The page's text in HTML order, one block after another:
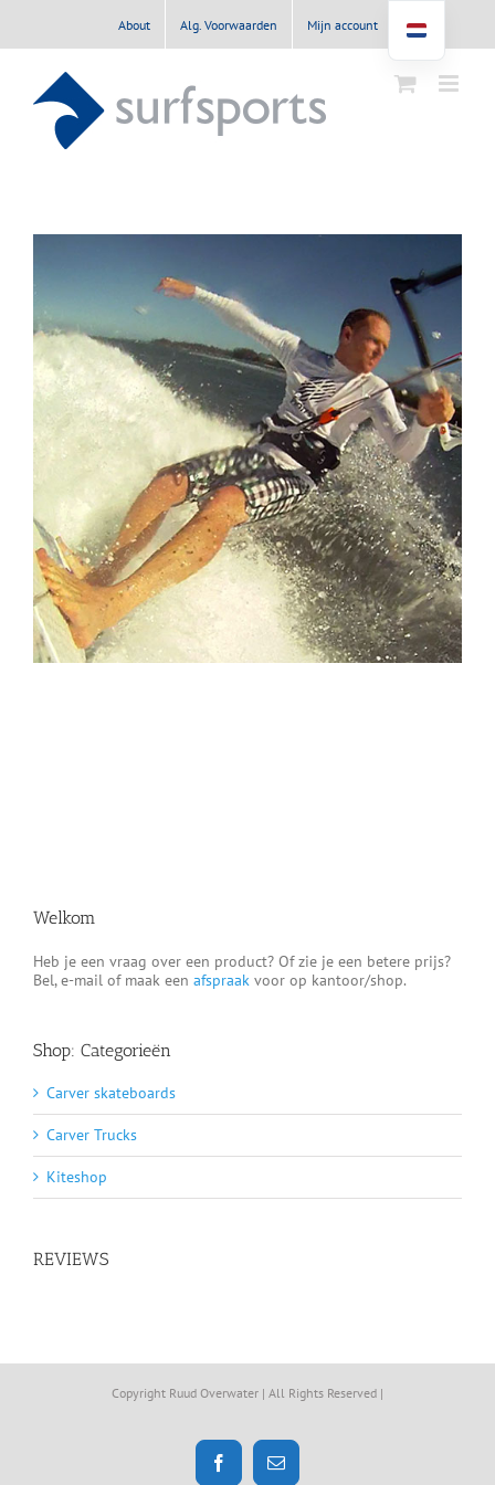
inhoud
About Alg. Voorwaarden Mijn account
Welkom
Heb je een vraag over een product? Of zie je een betere prijs?
Bel, e-mail of maak een afspraak voor op kantoor/shop.
Shop: Categorieën
Carver skateboards
Carver Trucks
Kiteshop
REVIEWS
Copyright Ruud Overwater | All Rights Reserved |
Facebook
E-